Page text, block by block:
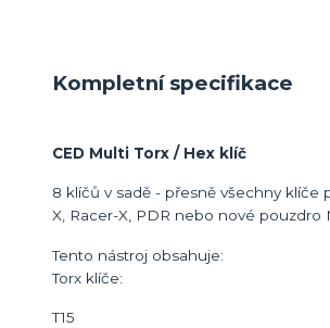
Kompletní specifikace
CED Multi Torx / Hex klíč
8 klíčů v sadě - přesně všechny
X, Racer-X, PDR nebo nové pouzdro
Tento nástroj obsahuje:
Torx klíče:
T15